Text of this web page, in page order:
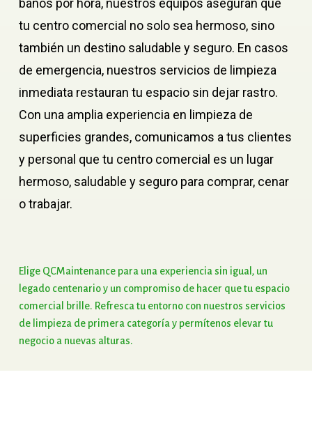
baños por hora, nuestros equipos aseguran que
tu centro comercial no solo sea hermoso, sino
también un destino saludable y seguro. En casos
de emergencia, nuestros servicios de limpieza
inmediata restauran tu espacio sin dejar rastro.
Con una amplia experiencia en limpieza de
superficies grandes, comunicamos a tus clientes
y personal que tu centro comercial es un lugar
hermoso, saludable y seguro para comprar, cenar
o trabajar.
Elige QCMaintenance para una experienciasin igual, un
legado centenarioy un compromiso de hacer quetu espacio
comercial brille. Refrescatu entorno con nuestros servicios
de limpieza de primera categoríay permítenos elevar tu
negocio a nuevas alturas.